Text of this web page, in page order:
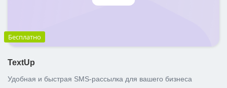
Бесплатно
TextUp
Удобная и быстрая SMS-рассылка для вашего бизнеса